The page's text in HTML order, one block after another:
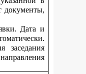
документы,
Дата и
заседания